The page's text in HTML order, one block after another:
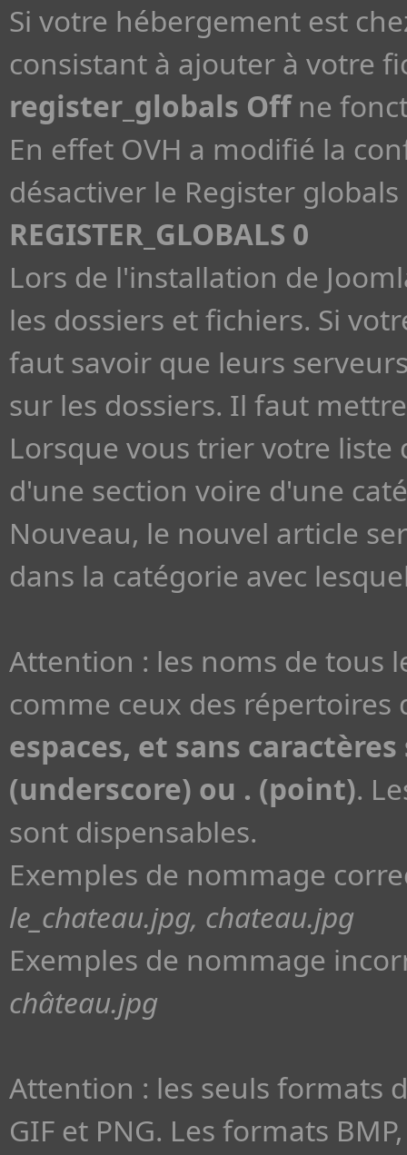
Si votre hébergement est
consistant à ajouter à votre
register_globals Offne
En effet OVH a modifié la
désactiver le Register
REGISTER_GLOBALS 0
Lors de l'installation de
les dossiers et fichiers. Si
faut savoir que leurs
sur les dossiers. Il faut
Lorsque vous trier votre
d'une section voire d'une
Nouveau, le nouvel article
dans la catégorie avec
Attention : les noms de tous
comme ceux des répertoires
espaces, et sans
(underscore) ou . (point).
sont dispensables.
Exemples de nommage
le_chateau.jpg, chateau.jpg
Exemples de nommage
château.jpg
Attention : les seuls formats
GIF et PNG. Les formats